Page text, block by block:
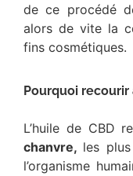
de ce procédé
alors de vite la
fins cosmétiques.
Pourquoi recourir
L’huile de CBD
chanvre, les
l’organisme